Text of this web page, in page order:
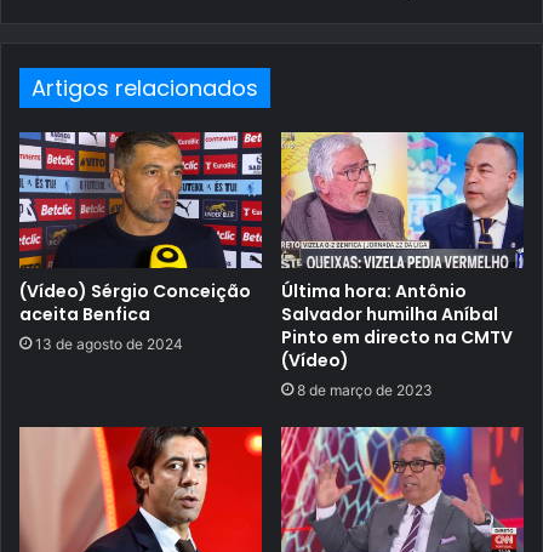
Artigos relacionados
(Vídeo) Sérgio Conceição
aceita Benfica
13 de agosto de 2024
Última hora: Antônio
Salvador humilha Aníbal
Pinto em directo na CMTV
(Vídeo)
8 de março de 2023